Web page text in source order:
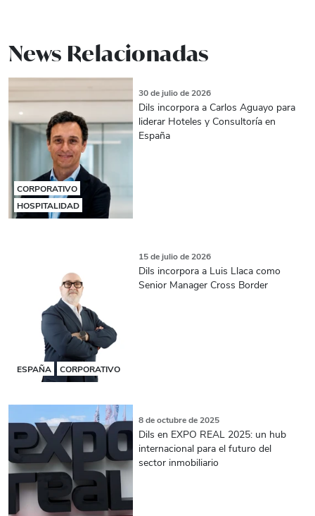
News Relacionadas
CORPORATIVO
HOSPITALIDAD
30 de julio de 2026
Dils incorpora a Carlos Aguayo para
liderar Hoteles y Consultoría en
España
ESPAÑA CORPORATIVO
15 de julio de 2026
Dils incorpora a Luis Llaca como
Senior Manager Cross Border
8 de octubre de 2025
Dils en EXPO REAL 2025: un hub
internacional para el futuro del
sector inmobiliario